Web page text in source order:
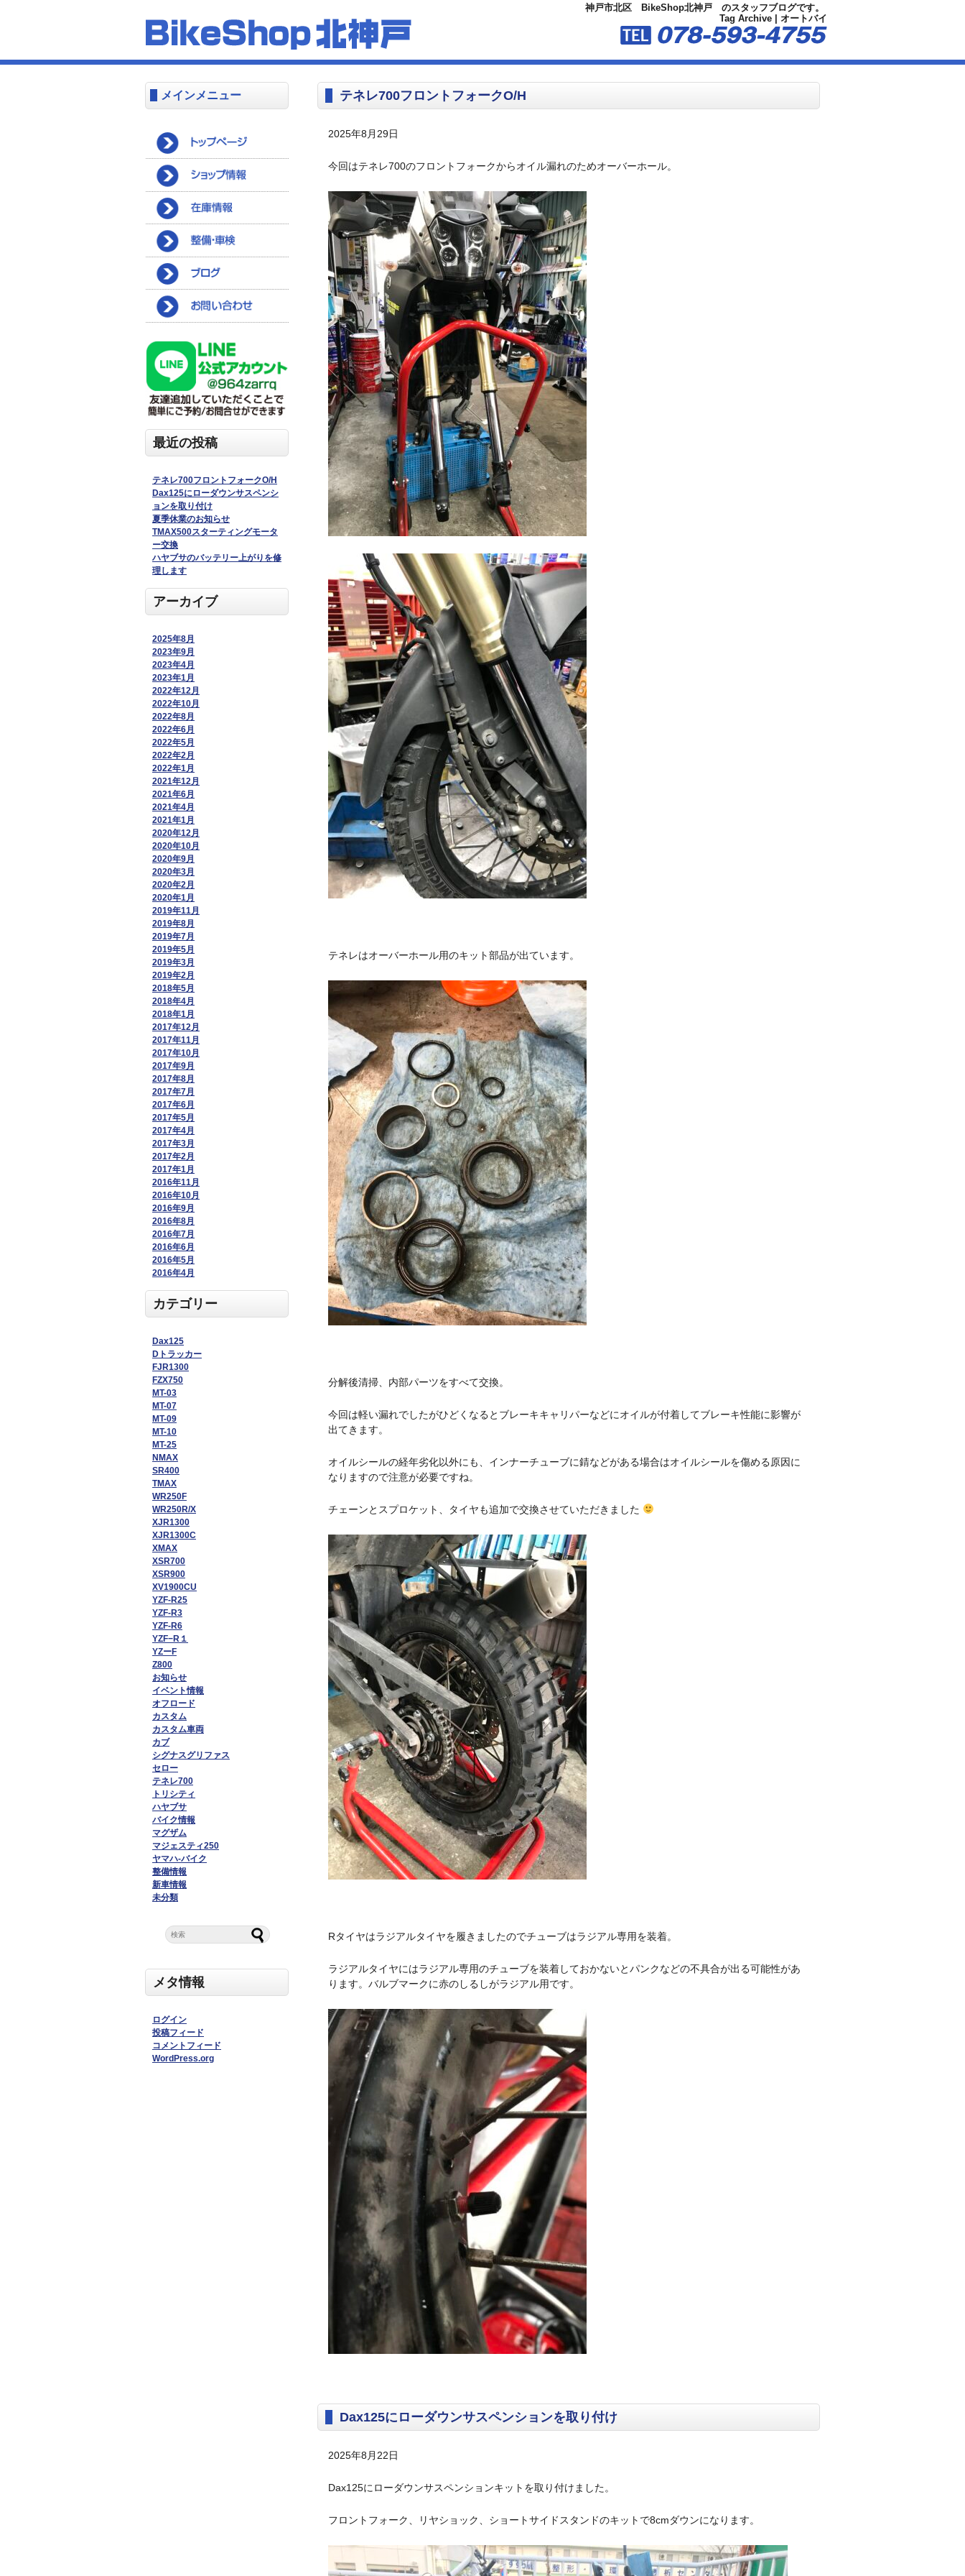
神戸市北区 BikeShop北神戸 のスタッフブログです。
Tag Archive | オートバイ
テネレ700フロントフォークO/H
2025年8月29日
今回はテネレ700のフロントフォークからオイル漏れのためオーバーホール。
テネレはオーバーホール用のキット部品が出ています。
分解後清掃、内部パーツをすべて交換。
今回は軽い漏れでしたがひどくなるとブレーキキャリパーなどにオイルが付着してブレーキ性能に影響が
出てきます。
オイルシールの経年劣化以外にも、インナーチューブに錆などがある場合はオイルシールを傷める原因に
なりますので注意が必要ですね。
チェーンとスプロケット、タイヤも追加で交換させていただきました
Rタイヤはラジアルタイヤを履きましたのでチューブはラジアル専用を装着。
ラジアルタイヤにはラジアル専用のチューブを装着しておかないとパンクなどの不具合が出る可能性があ
ります。バルブマークに赤のしるしがラジアル用です。
Dax125にローダウンサスペンションを取り付け
2025年8月22日
Dax125にローダウンサスペンションキットを取り付けました。
フロントフォーク、リヤショック、ショートサイドスタンドのキットで8cmダウンになります。
メインメニュー
最近の投稿
テネレ700フロントフォークO/H
Dax125にローダウンサスペンシ
ョンを取り付け
夏季休業のお知らせ
TMAX500スターティングモータ
ー交換
ハヤブサのバッテリー上がりを修
理します
アーカイブ
2025年8月
2023年9月
2023年4月
2023年1月
2022年12月
2022年10月
2022年8月
2022年6月
2022年5月
2022年2月
2022年1月
2021年12月
2021年6月
2021年4月
2021年1月
2020年12月
2020年10月
2020年9月
2020年3月
2020年2月
2020年1月
2019年11月
2019年8月
2019年7月
2019年5月
2019年3月
2019年2月
2018年5月
2018年4月
2018年1月
2017年12月
2017年11月
2017年10月
2017年9月
2017年8月
2017年7月
2017年6月
2017年5月
2017年4月
2017年3月
2017年2月
2017年1月
2016年11月
2016年10月
2016年9月
2016年8月
2016年7月
2016年6月
2016年5月
2016年4月
カテゴリー
Dax125
Dトラッカー
FJR1300
FZX750
MT-03
MT-07
MT-09
MT-10
MT-25
NMAX
SR400
TMAX
WR250F
WR250R/X
XJR1300
XJR1300C
XMAX
XSR700
XSR900
XV1900CU
YZF-R25
YZF-R3
YZF-R6
YZF−R１
YZーF
Z800
お知らせ
イベント情報
オフロード
カスタム
カスタム車両
カブ
シグナスグリファス
セロー
テネレ700
トリシティ
ハヤブサ
バイク情報
マグザム
マジェスティ250
ヤマハ-バイク
整備情報
新車情報
未分類
メタ情報
ログイン
投稿フィード
コメントフィード
WordPress.org